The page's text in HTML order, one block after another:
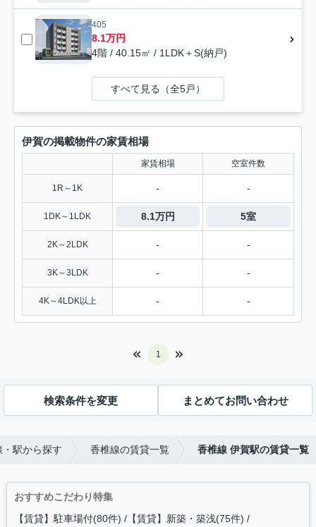
405
8.1万円
4階 / 40.15㎡ / 1LDK＋S(納戸)
すべて見る（全5戸）
伊賀の掲載物件の家賃相場
家賃相場 空室件数
1R～1K - -
1DK～1LDK 8.1万円 5室
2K～2LDK - -
3K～3LDK - -
4K～4LDK以上 - -
1
検索条件を変更 まとめてお問い合わせ
・駅から探す 香椎線の賃貸一覧 香椎線 伊賀駅の賃貸一覧
おすすめこだわり特集
【賃貸】駐車場付(80件) 【賃貸】新築・築浅(75件)